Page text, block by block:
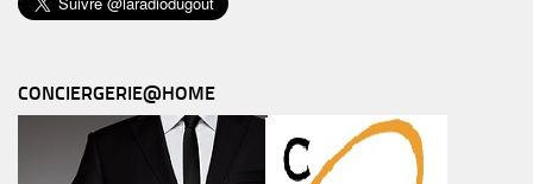
CONCIERGERIE@HOME